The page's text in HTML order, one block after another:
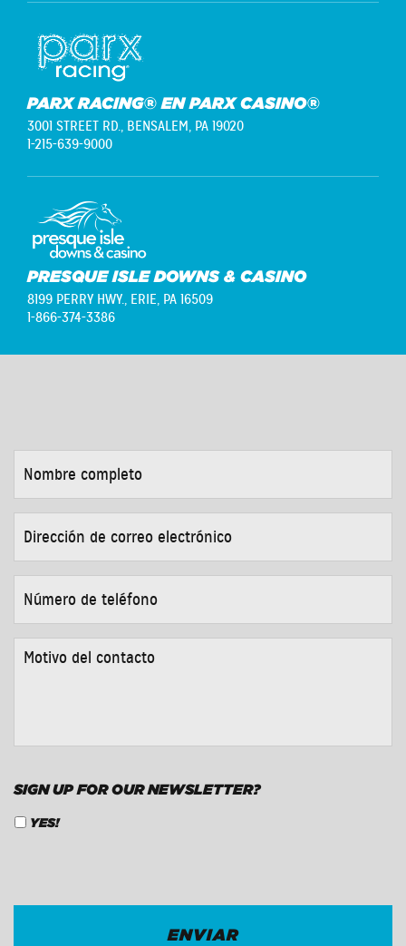
PARX RACING® EN PARX CASINO®
3001 STREET RD., BENSALEM, PA 19020
1-215-639-9000
PRESQUE ISLE DOWNS & CASINO
8199 PERRY HWY., ERIE, PA 16509
1-866-374-3386
COMPLETO *
DE
CORREO
ELECTRÓNICO *
DE
TELÉFONO *
DEL
SIGN UP FOR OUR NEWSLETTER?
YES!